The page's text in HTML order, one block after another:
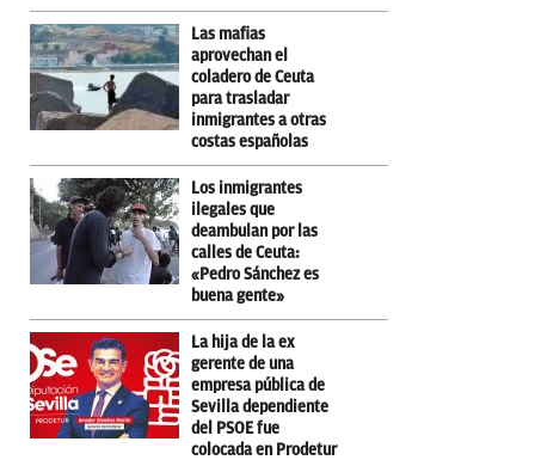
Las mafias
aprovechan el
coladero de Ceuta
para trasladar
inmigrantes a otras
costas españolas
Los inmigrantes
ilegales que
deambulan por las
calles de Ceuta:
«Pedro Sánchez es
buena gente»
La hija de la ex
gerente de una
empresa pública de
Sevilla dependiente
del PSOE fue
colocada en Prodetur